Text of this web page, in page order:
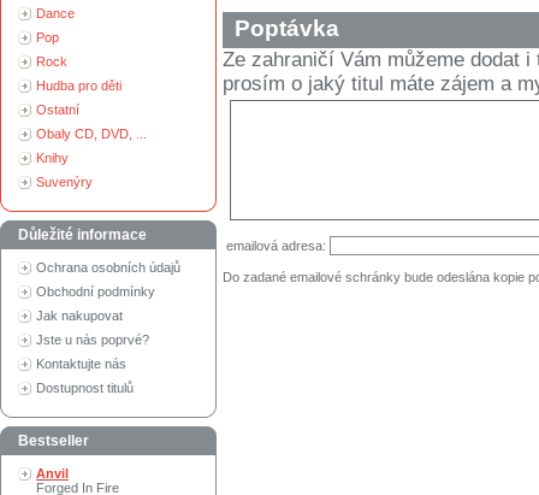
Dance
Pop
Rock
Hudba pro děti
Ostatní
Obaly CD, DVD, ...
Knihy
Suvenýry
Důležité informace
Ochrana osobních údajů
Obchodní podmínky
Jak nakupovat
Jste u nás poprvé?
Kontaktujte nás
Dostupnost titulů
Bestseller
Anvil
Forged In Fire
Poptávka
Ze zahraničí Vám můžeme dodat
prosím o jaký titul máte zájem a
emailová adresa:
Do zadané emailové schránky bude odeslána kopie